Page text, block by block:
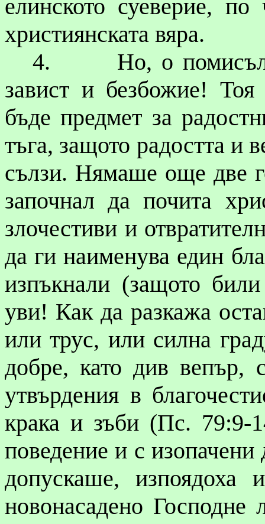
елинското суеверие,
християнската вяра.
4.
Но, ο
завист и безбожие! Тоя
бъде предмет за
тъга, защото радостта и
сълзи. Нямаше още две
започнал да почита
злочестиви и
да ги наименува един
изпъкнали (защото
уви! Как да разкажа
или трус, или силна
добре, като диввепър,
утвърдения в
крака и зъби (Пс. 79:9-
поведение и с
допускаше, изпоядоха
новонасадено Господне